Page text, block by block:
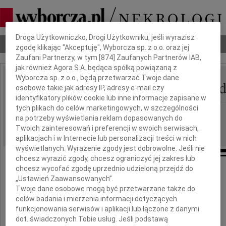
Nekrologi Odeszli Poradnik pogrzebowy
IMIĘ I NAZWISKO: Alicja Gierczyńska-
REGION: Warszawa, cała Polska
DATA EMISJI: 05.10.2013
Pani
Dbamy o Twoją prywatność
Droga Użytkowniczko, Drogi Użytkowniku, jeśli wyrazisz
zgodę klikając "Akceptuję", Wyborcza sp. z o.o. oraz jej
Zaufani Partnerzy, w tym [874 ] Zaufanych Partnerów IAB,
jak również Agora S.A. będąca spółką powiązaną z
Wyborcza sp. z o.o., będą przetwarzać Twoje dane
osobowe takie jak adresy IP, adresy e-mail czy
identyfikatory plików cookie lub inne informacje zapisane w
tych plikach do celów marketingowych, w szczególności
na potrzeby wyświetlania reklam dopasowanych do
Twoich zainteresowań i preferencji w swoich serwisach,
aplikacjach i w Internecie lub personalizacji treści w nich
wyświetlanych. Wyrażenie zgody jest dobrowolne. Jeśli nie
chcesz wyrazić zgody, chcesz ograniczyć jej zakres lub
chcesz wycofać zgodę uprzednio udzieloną przejdź do
„Ustawień Zaawansowanych”.
Twoje dane osobowe mogą być przetwarzane także do
celów badania i mierzenia informacji dotyczących
funkcjonowania serwisów i aplikacji lub łączone z danymi
dot. świadczonych Tobie usług. Jeśli podstawą